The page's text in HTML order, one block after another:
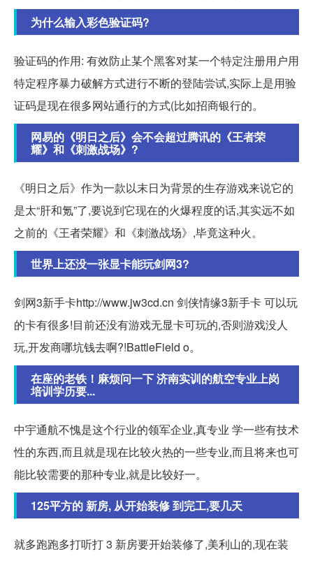
为什么输入彩色验证码?
验证码的作用: 有效防止某个黑客对某一个特定注册用户用
特定程序暴力破解方式进行不断的登陆尝试,实际上是用验
证码是现在很多网站通行的方式(比如招商银行的。
网易的《明日之后》会不会超过腾讯的《王者荣
耀》和《刺激战场》?
《明日之后》作为一款以末日为背景的生存游戏来说它的
是太“肝和氪”了,要说到它现在的火爆程度的话,其实远不如
之前的《王者荣耀》和《刺激战场》,毕竟这种火。
世界上还没一张显卡能玩剑网3?
剑网3新手卡http://www.jw3cd.cn 剑侠情缘3新手卡 可以玩
的卡有很多!目前还没有游戏无显卡可玩的,否则游戏没人
玩,开发商哪坑钱去啊?!BattleField o。
在座的老铁！麻烦问一下 济南实训的航空专业上岗
培训学历要...
中宇通航不愧是这个行业的领军企业,真专业 学一些有技术
性的东西,而且就是现在比较火热的一些专业,而且将来也可
能比较需要的那种专业,就是比较好一。
125平方的 新房, 从开始装修 到完工,要几天
就多跑跑多打听打 3 新房要开始装修了,美利山的,现在装